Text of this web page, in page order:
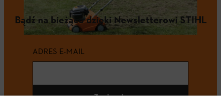
Bądź na bieżąco dzięki Newsletterowi STIHL
ADRES E-MAIL
Zapisz się